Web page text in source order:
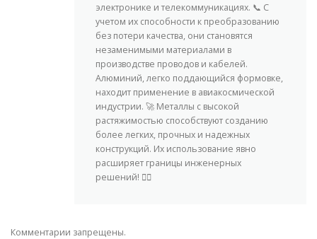
электронике и телекоммуникациях. 📞 С
учетом их способности к преобразованию
без потери качества, они становятся
незаменимыми материалами в
производстве проводов и кабелей.
Алюминий, легко поддающийся формовке,
находит применение в авиакосмической
индустрии. 🚀 Металлы с высокой
растяжимостью способствуют созданию
более легких, прочных и надежных
конструкций. Их использование явно
расширяет границы инженерных
решений! 👷‍♀️
Комментарии запрещены.